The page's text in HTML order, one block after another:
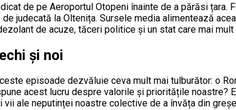
de pe Aeroportul Otopeni înainte de a părăsi
judecată la Oltenița. Sursele media alimentează
de acuze, tăceri politice și un stat care mai
și noi
episoade dezvăluie ceva mult mai tulburător: o
acest lucru despre valorile și prioritățile
ale neputinței noastre colective de a învăța din